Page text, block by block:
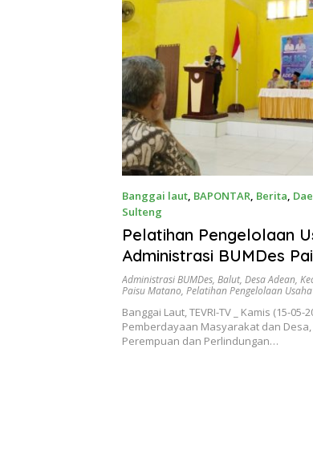
Banggai laut, BAPONTAR, Berita,
Sulteng
Mei 15, 2025
Pelatihan Pengelolaan
Administrasi BUMDes
Adean Banggai Tengah
Administrasi BUMDes, Balut, Desa Adean,
Paisu Matano, Pelatihan Pengelolaan Usaha
Banggai Laut, TEVRI-TV _ Kamis (15-05-
Pemberdayaan Masyarakat dan
Perempuan dan Perlindungan…